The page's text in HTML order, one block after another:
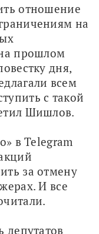
отношение
на
прошлом
дня,
всем
с такой
Шишлов.
в Telegram
за отмену
И все
депутатов